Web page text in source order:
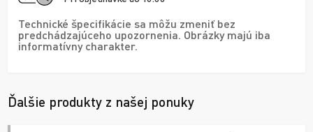
Technické špecifikácie sa môžu zmeniť bez
predchádzajúceho upozornenia. Obrázky majú iba
informatívny charakter.
Ďalšie produkty z našej ponuky